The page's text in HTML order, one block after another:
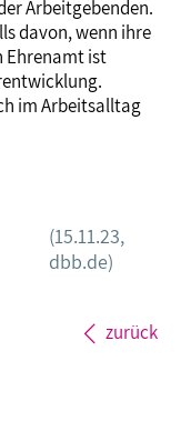
Arbeitgebenden.
davon, wenn ihre
Ehrenamt ist
im Arbeitsalltag
(15.11.23,
dbb.de)
zurück